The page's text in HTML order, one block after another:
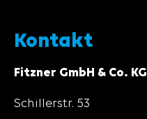
Kontakt
Fitzner GmbH & Co. KG
Schillerstr. 53